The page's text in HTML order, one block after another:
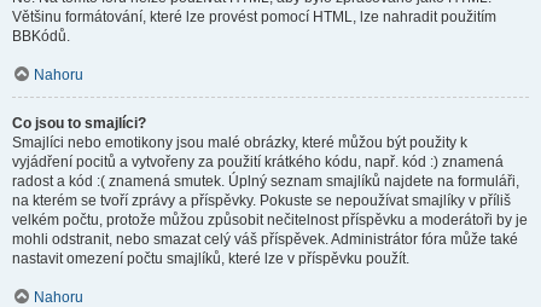
Většinu formátování, které lze provést pomocí HTML, lze nahradit použitím
BBKódů.
Nahoru
Co jsou to smajlíci?
Smajlíci nebo emotikony jsou malé obrázky, které můžou být použity k
vyjádření pocitů a vytvořeny za použití krátkého kódu, např. kód :) znamená
radost a kód :( znamená smutek. Úplný seznam smajlíků najdete na formuláři,
na kterém se tvoří zprávy a příspěvky. Pokuste se nepoužívat smajlíky v příliš
velkém počtu, protože můžou způsobit nečitelnost příspěvku a moderátoři by je
mohli odstranit, nebo smazat celý váš příspěvek. Administrátor fóra může také
nastavit omezení počtu smajlíků, které lze v příspěvku použít.
Nahoru